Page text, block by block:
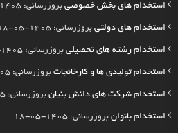
استخدام های بخش خصوصی بروزرسانی: 1405-05-18
استخدام های دولتی بروزرسانی: 1405-05-18
استخدام رشته های تحصیلی بروزرسانی: 1405-05-18
استخدام تولیدی ها و کارخانجات بروزرسانی: 1405-05-18
استخدام شرکت های دانش بنیان بروزرسانی: 1405-05-18
استخدام بانوان بروزرسانی: 1405-05-18